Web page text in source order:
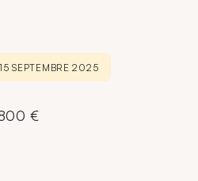
SEPTEMBRE 2025
€